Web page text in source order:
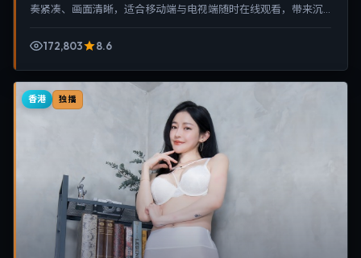
奏紧凑、画面清晰，适合移动端与电视端随时在线观看，带来沉
172,803
8.6
香港 独播